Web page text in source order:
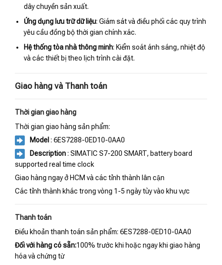
dây chuyền sản xuất.
Ứng dụng lưu trữ dữ liệu: Giám sát và điều phối các quy trình
yêu cầu đồng bộ thời gian chính xác.
Hệ thống tòa nhà thông minh: Kiểm soát ánh sáng, nhiệt độ
và các thiết bị theo lịch trình cài đặt.
Giao hàng và Thanh toán
Thời gian giao hàng
Thời gian giao hàng sản phẩm:
Model: 6ES7288-0ED10-0AA0
Description: SIMATIC S7-200 SMART, battery board
supported real time clock
Giao hàng ngay ở HCM và các tỉnh thành lân cận
Các tỉnh thành khác trong vòng 1-5 ngày tùy vào khu vực
Thanh toán
Điều khoản thanh toán sản phẩm: 6ES7288-0ED10-0AA0
Đối với hàng có sẵn:100% trước khi hoặc ngay khi giao hàng
hóa và chứng từ